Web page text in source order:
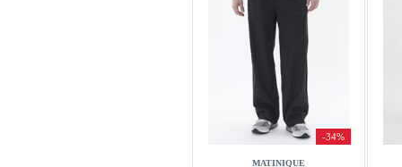
-34%
MATINIQUE